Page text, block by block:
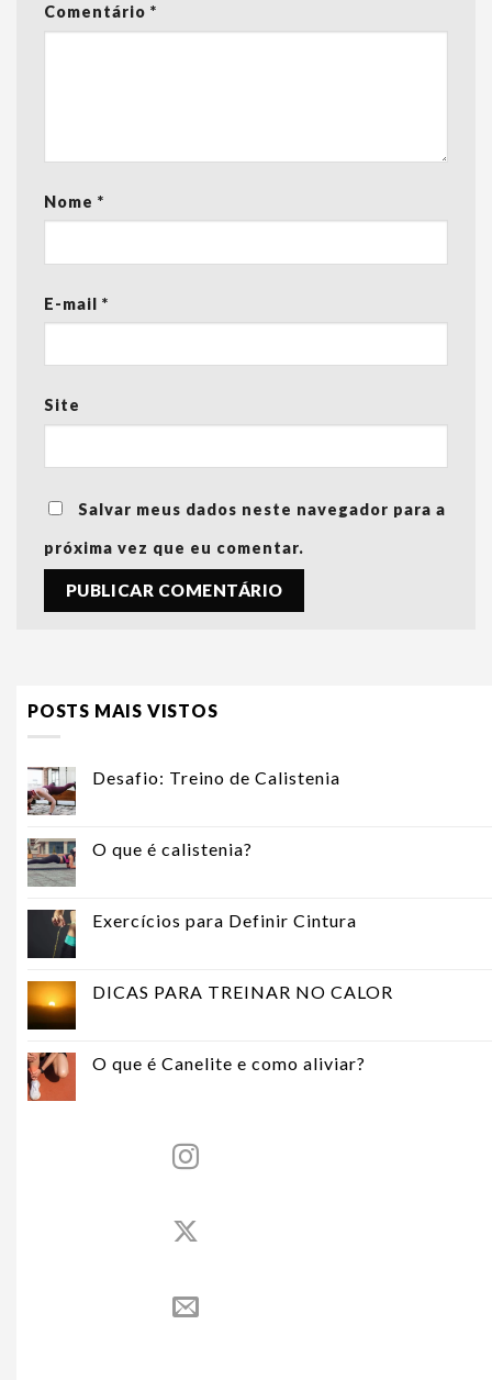
Comentário *
Nome *
E-mail *
Site
Salvar meus dados neste navegador para a
próxima vez que eu comentar.
POSTS MAIS VISTOS
Desafio: Treino de Calistenia
O que é calistenia?
Exercícios para Definir Cintura
DICAS PARA TREINAR NO CALOR
O que é Canelite e como aliviar?